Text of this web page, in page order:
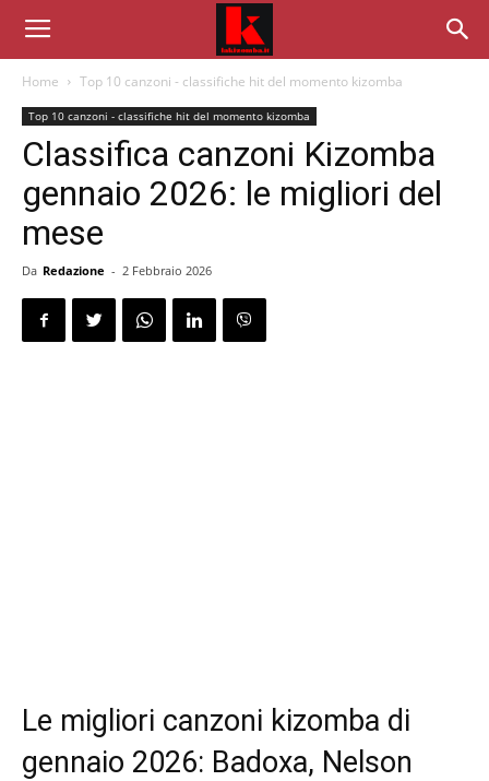
Home Top 10 canzoni - classifiche hit del momento kizomba
Top 10 canzoni - classifiche hit del momento kizomba
Classifica canzoni Kizomba
gennaio 2026: le migliori del
mese
Da Redazione - 2 Febbraio 2026
Le migliori canzoni kizomba di
gennaio 2026: Badoxa, Nelson